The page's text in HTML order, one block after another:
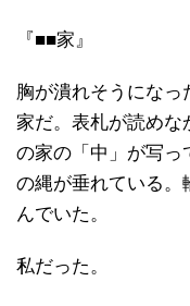
『■■家』
胸が潰れそうにな
家だ。表札が読めな
の家の「中」が写っ
の縄が垂れている。
んでいた。
私だった。